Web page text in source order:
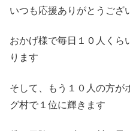
いつも応援ありがとうござ
おかげ様で毎日１０人くら
ります
そして、もう１０人の方が
グ村で１位に輝きます